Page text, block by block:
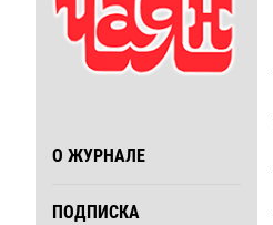
О ЖУРНАЛЕ
ПОДПИСКА